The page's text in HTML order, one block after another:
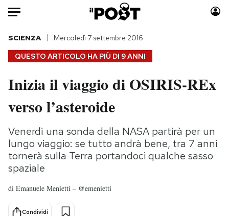
Auto
HOME
Italia
Politica
Tecnologia
Internet
Scienza
Cultura
Economia
Sport
Moda
Storie/Idee
Ok Boomer!
Media
QUESTO ARTICOLO HA PIÙ DI 9 ANNI
SCIENZA Mercoledì 7 settembre 2016
Inizia il viaggio di OSIRIS-REx
verso l’asteroide
Venerdì una sonda della NASA partirà per un
lungo viaggio: se tutto andrà bene, tra 7 anni
tornerà sulla Terra portandoci qualche sasso
spaziale
di Emanuele Menietti – @emenietti
Condividi